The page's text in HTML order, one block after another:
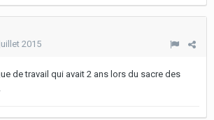
2015
de travail qui avait 2 ans lors du sacre des